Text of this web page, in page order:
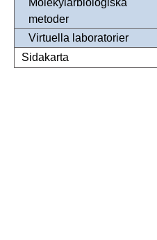
Molekylärbiologiska
metoder
Virtuella laboratorier
Sidakarta